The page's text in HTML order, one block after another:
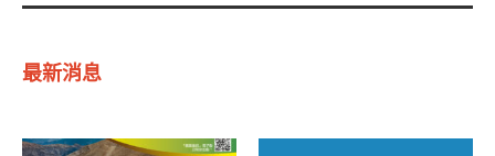
最新消息